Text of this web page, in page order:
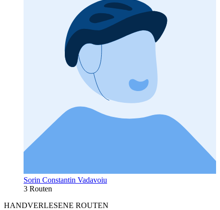
Sorin Constantin Vadavoiu
3 Routen
HANDVERLESENE ROUTEN